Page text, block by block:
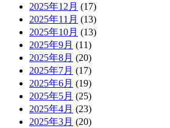
2025年12月 (17)
2025年11月 (13)
2025年10月 (13)
2025年9月 (11)
2025年8月 (20)
2025年7月 (17)
2025年6月 (19)
2025年5月 (25)
2025年4月 (23)
2025年3月 (20)